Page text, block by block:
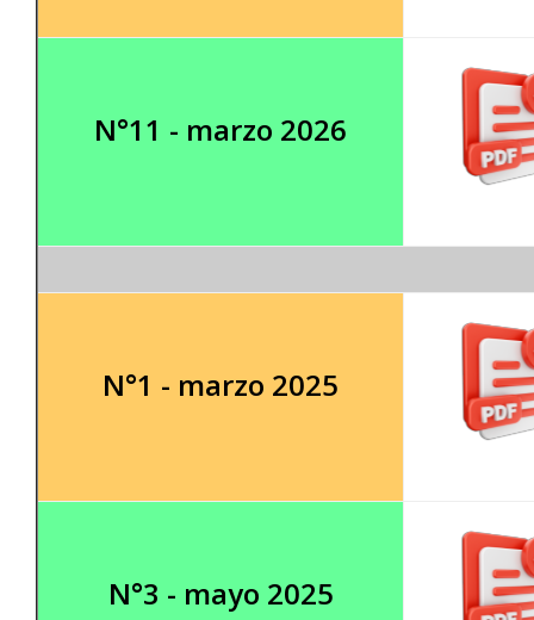
N°11 - marzo 2026
N°1 - marzo 2025
N°3 - mayo 2025